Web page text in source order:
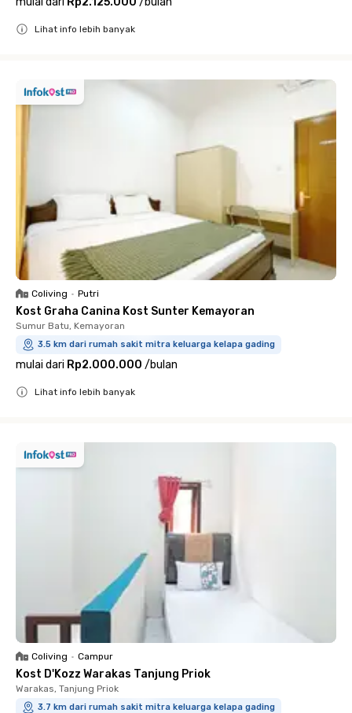
Lihat info lebih banyak
Coliving • Putri
Kost Graha Canina Kost Sunter Kemayoran
Sumur Batu, Kemayoran
3.5 km dari rumah sakit mitra keluarga kelapa gading
mulai dari Rp2.000.000 /bulan
Lihat info lebih banyak
Coliving • Campur
Kost D'Kozz Warakas Tanjung Priok
Warakas, Tanjung Priok
3.7 km dari rumah sakit mitra keluarga kelapa gading